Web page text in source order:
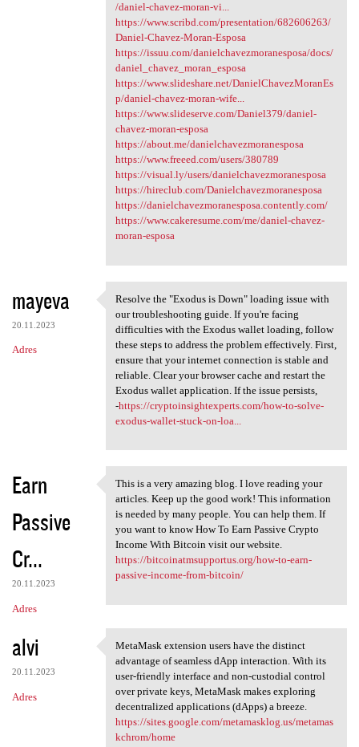
/daniel-chavez-moran-vi...
https://www.scribd.com/presentation/682606263/
Daniel-Chavez-Moran-Esposa
https://issuu.com/danielchavezmoranesposa/docs/
daniel_chavez_moran_esposa
https://www.slideshare.net/DanielChavezMoranEs
p/daniel-chavez-moran-wife...
https://www.slideserve.com/Daniel379/daniel-
chavez-moran-esposa
https://about.me/danielchavezmoranesposa
https://www.freeed.com/users/380789
https://visual.ly/users/danielchavezmoranesposa
https://hireclub.com/Danielchavezmoranesposa
https://danielchavezmoranesposa.contently.com/
https://www.cakeresume.com/me/daniel-chavez-
moran-esposa
mayeva
20.11.2023
Adres
Resolve the "Exodus is Down"
Resolve the "Exodus is Down" loading issue with
our troubleshooting guide. If you're facing
difficulties with the Exodus wallet loading, follow
these steps to address the problem effectively. First,
ensure that your internet connection is stable and
reliable. Clear your browser cache and restart the
Exodus wallet application. If the issue persists,
-https://cryptoinsightexperts.com/how-to-solve-
exodus-wallet-stuck-on-loa...
Earn
Passive
Cr...
20.11.2023
Adres
This is a very amazing blog.
This is a very amazing blog. I love reading your
articles. Keep up the good work! This information
is needed by many people. You can help them. If
you want to know How To Earn Passive Crypto
Income With Bitcoin visit our website.
https://bitcoinatmsupportus.org/how-to-earn-
passive-income-from-bitcoin/
alvi
20.11.2023
Adres
MetaMask extension users have
MetaMask extension users have the distinct
advantage of seamless dApp interaction. With its
user-friendly interface and non-custodial control
over private keys, MetaMask makes exploring
decentralized applications (dApps) a breeze.
https://sites.google.com/metamasklog.us/metamas
kchrom/home